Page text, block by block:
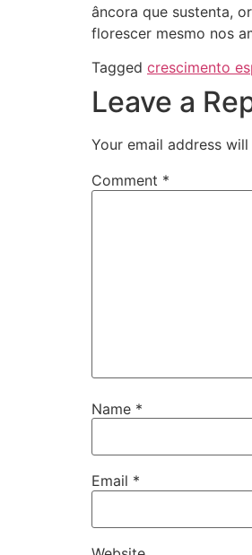
âncora que sustenta,
florescer mesmo nos
Tagged crescimento
Leave a
Your email address
Comment *
Name *
Email *